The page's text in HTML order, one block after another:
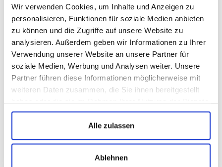
Wir verwenden Cookies, um Inhalte und Anzeigen zu
personalisieren, Funktionen für soziale Medien anbieten
zu können und die Zugriffe auf unsere Website zu
analysieren. Außerdem geben wir Informationen zu Ihrer
Verwendung unserer Website an unsere Partner für
soziale Medien, Werbung und Analysen weiter. Unsere
Partner führen diese Informationen möglicherweise mit
weiteren Daten zusammen, die Sie ihnen bereitgestellt
gesammelt haben.
Alle zulassen
Ablehnen
übermäßigem Koffeinkonsum oder exzessivem
Bildschirmgebrauch vor dem Schlafengehen. Ein tiefer
undregelmäßiger Schlafzyklusistentscheidend für ein
gesundes und erfülltes Leben.
Unterscheidung REM-Schlaf von Non-
REM-Schlaf
Hauptkategorienunterteilt: denNon-REM-Schlafund
Non-REM-Schlaf macht den
oben genannten drei aufeinanderfolgenden Stadien